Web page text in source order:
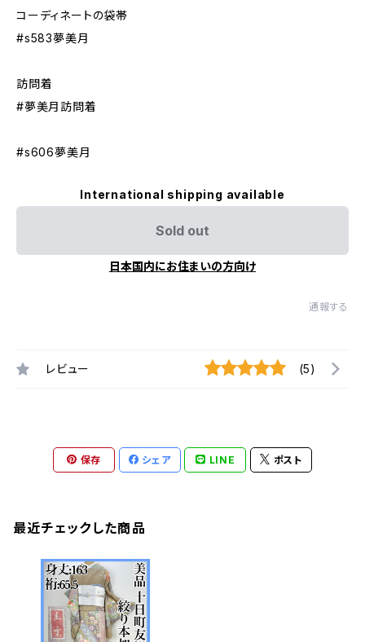
コーディネートの袋帯
#s583夢美月
訪問着
#夢美月訪問着
#s606夢美月
International shipping available
Sold out
日本国内にお住まいの方向け
通報する
レビュー (5)
保存 シェア LINE ポスト
最近チェックした商品